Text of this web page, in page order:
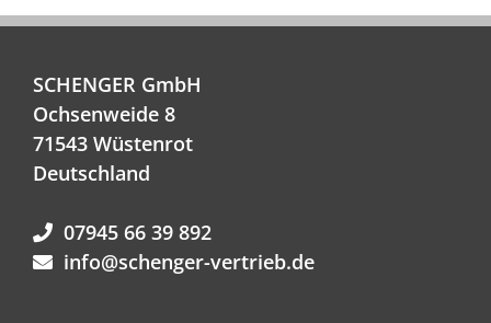
SCHENGER GmbH
Ochsenweide 8
71543 Wüstenrot
Deutschland
07945 66 39 892
info@schenger-vertrieb.de